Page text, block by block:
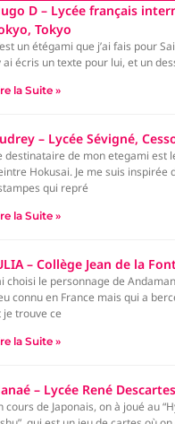
D – Lycée français
Tokyo
un étégami que j’ai fais pour
ai écris un texte pour lui, et un
la Suite »
– Lycée Sévigné,
destinataire de mon etegami est
Hokusai. Je me suis inspirée
qui repré
la Suite »
– Collège Jean de la
choisi le personnage de
connu en France mais qui a
je trouve ce
la Suite »
– Lycée René
cours de Japonais, on à joué au